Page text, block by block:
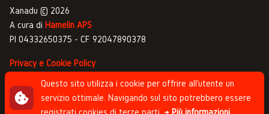
Xanadu © 2026
A cura di Hamelin APS
PI 04332650375 - CF 92047890378
Privacy e Cookie Policy
Gestione commenti
Newsletter
Questo sito utilizza i cookie per offrire all'utente un
servizio ottimale. Navigando sul sito potrebbero essere
registrati cookies di terze parti. → Più informazioni